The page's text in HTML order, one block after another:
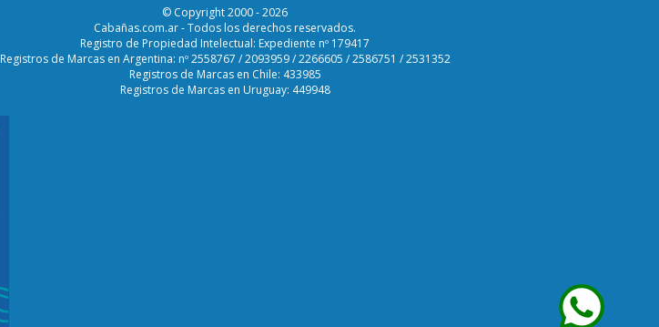
© Copyright 2000 - 2026
Cabañas.com.ar - Todos los derechos reservados.
Registro de Propiedad Intelectual: Expediente nº 179417
Registros de Marcas en Argentina: nº 2558767 / 2093959 / 2266605 / 2586751 / 2531352
Registros de Marcas en Chile: 433985
Registros de Marcas en Uruguay: 449948